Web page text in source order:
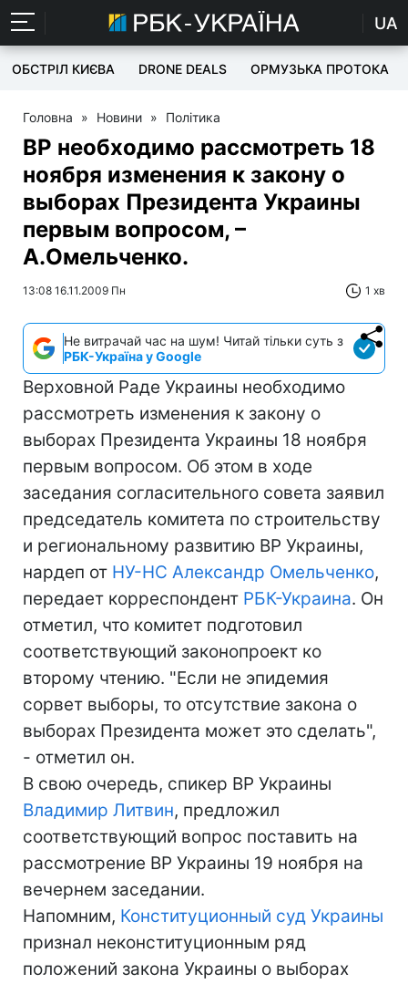
UA
ОБСТРІЛ КИЄВА DRONE DEALS ОРМУЗЬКА ПРОТОКА
Головна » Новини » Політика
ВР необходимо рассмотреть 18
ноября изменения к закону о
выборах Президента Украины
первым вопросом, –
А.Омельченко.
13:08 16.11.2009 Пн 1 хв
Не витрачай час на шум! Читай тільки суть з
РБК-Україна у Google
Верховной Раде Украины необходимо
рассмотреть изменения к закону о
выборах Президента Украины 18 ноября
первым вопросом. Об этом в ходе
заседания согласительного совета заявил
председатель комитета по строительству
и региональному развитию ВР Украины,
нардеп от НУ-НС Александр Омельченко,
передает корреспондент РБК-Украина. Он
отметил, что комитет подготовил
соответствующий законопроект ко
второму чтению. "Если не эпидемия
сорвет выборы, то отсутствие закона о
выборах Президента может это сделать",
- отметил он.
В свою очередь, спикер ВР Украины
Владимир Литвин, предложил
соответствующий вопрос поставить на
рассмотрение ВР Украины 19 ноября на
вечернем заседании.
Напомним, Конституционный суд Украины
признал неконституционным ряд
положений закона Украины о выборах